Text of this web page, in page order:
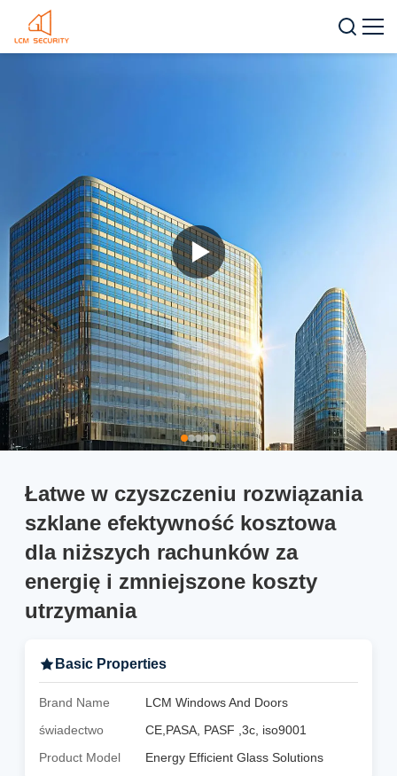
Łatwe w czyszczeniu rozwiązania
szklane efektywność kosztowa
dla niższych rachunków za
energię i zmniejszone koszty
utrzymania
Basic Properties
Brand Name
LCM Windows And Doors
świadectwo
CE,PASA, PASF ,3c, iso9001
Product Model
Energy Efficient Glass Solutions